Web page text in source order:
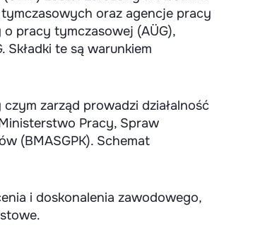
oraz agencje pracy
pracy tymczasowej (AÜG),
Składki te są warunkiem
zarząd prowadzi działalność
Pracy, Spraw
(BMASGPK). Schemat
i doskonalenia zawodowego,